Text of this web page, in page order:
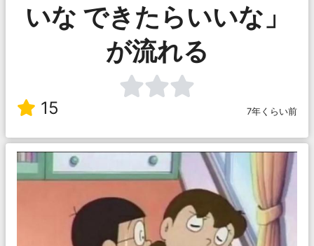
いな できたらいいな」
が流れる
15 7年くらい前